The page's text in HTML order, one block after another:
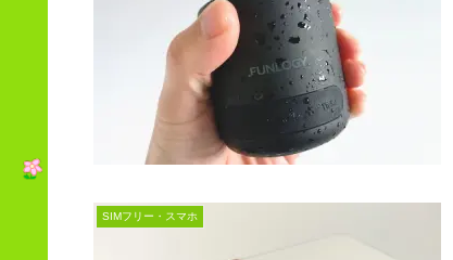
SIMフリー・スマホ